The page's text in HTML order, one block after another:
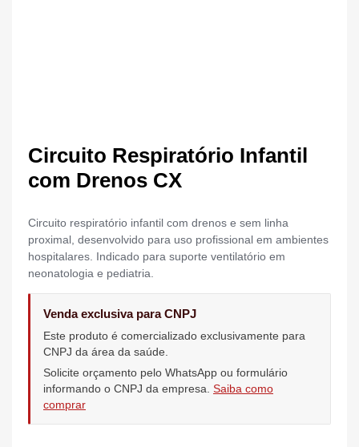
Circuito Respiratório Infantil
com Drenos CX
Circuito respiratório infantil com drenos e sem linha
proximal, desenvolvido para uso profissional em ambientes
hospitalares. Indicado para suporte ventilatório em
neonatologia e pediatria.
Venda exclusiva para CNPJ
Este produto é comercializado exclusivamente para
CNPJ da área da saúde.
Solicite orçamento pelo WhatsApp ou formulário
informando o CNPJ da empresa. Saiba como
comprar